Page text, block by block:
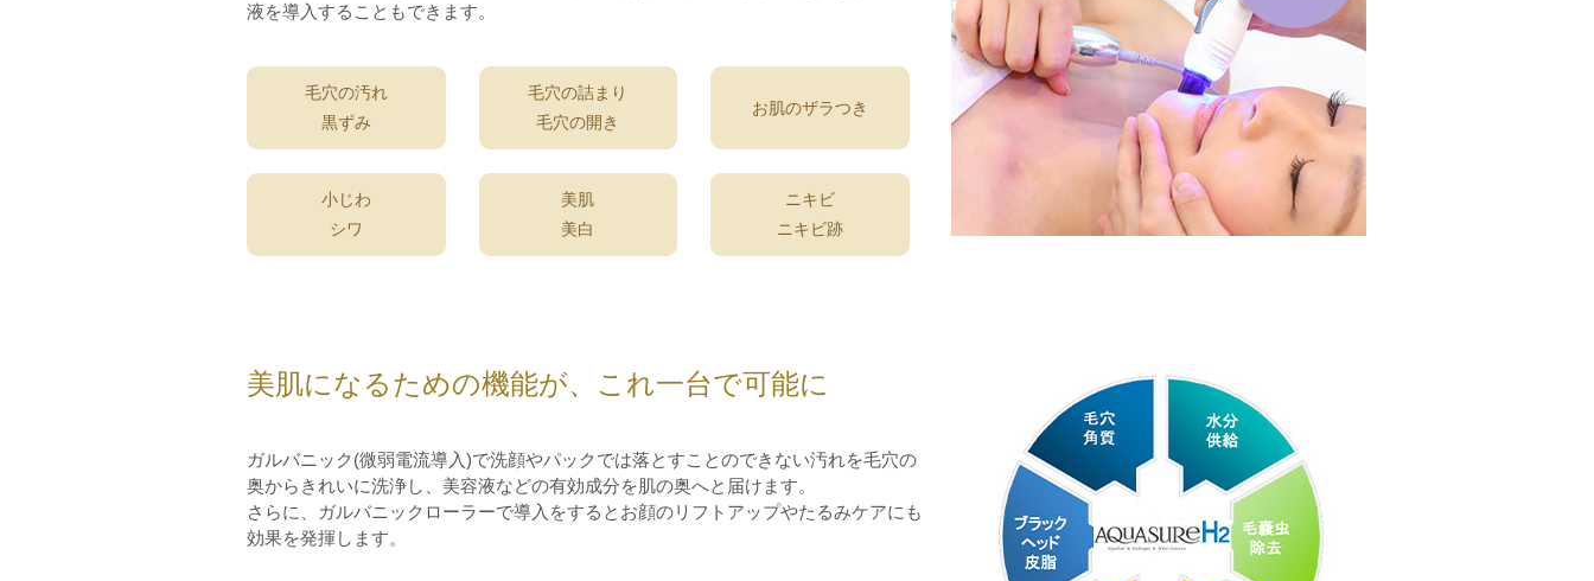
液を導入することもできます。
毛穴の汚れ
黒ずみ
毛穴の詰まり
毛穴の開き
お肌のザラつき
小じわ
シワ
美肌
美白
ニキビ
ニキビ跡
美肌になるための機能が、これ一台で可能に
ガルバニック(微弱電流導入)で洗顔やパックでは落とすことのできない汚れを毛穴の
奥からきれいに洗浄し、美容液などの有効成分を肌の奥へと届けます。
さらに、ガルバニックローラーで導入をするとお顔のリフトアップやたるみケアにも
効果を発揮します。